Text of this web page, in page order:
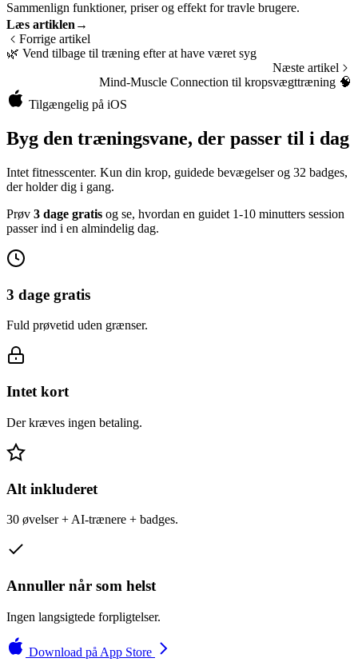
Sammenlign funktioner, priser og effekt for travle brugere.
Læs artiklen →
Forrige artikel
🌿 Vend tilbage til træning efter at have været syg
Næste artikel
Mind-Muscle Connection til kropsvægttræning 🧠
Tilgængelig på iOS
Byg den træningsvane, der passer til i dag
Intet fitnesscenter. Kun din krop, guidede bevægelser og 32 badges,
der holder dig i gang.
Prøv 3 dage gratis og se, hvordan en guidet 1-10 minutters session
passer ind i en almindelig dag.
3 dage gratis
Fuld prøvetid uden grænser.
Intet kort
Der kræves ingen betaling.
Alt inkluderet
30 øvelser + AI-trænere + badges.
Annuller når som helst
Ingen langsigtede forpligtelser.
Download på App Store